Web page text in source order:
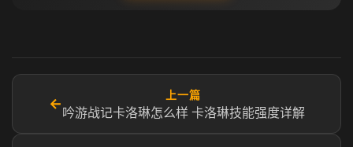
←
上一篇
吟游战记卡洛琳怎么样 卡洛琳技能强度详解